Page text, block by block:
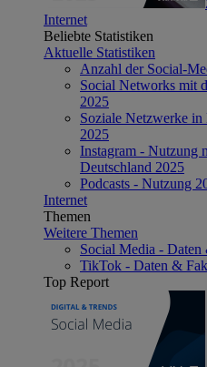
Internet
Beliebte Statistiken
Aktuelle Statistiken
Anzahl der Social-
Social Networks mit
2025
Soziale Netzwerke in
2025
Instagram - Nutzung
Deutschland 2025
Podcasts - Nutzung
Internet
Themen
Weitere Themen
Social Media - Daten
TikTok - Daten &
Top Report